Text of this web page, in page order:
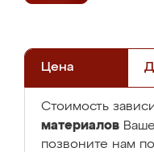
Цена
Стоимость
материалов
позвоните нам